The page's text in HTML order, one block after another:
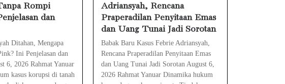
Eks Dirut KBS Tersangka Korupsi Pakan Satwa Rp10,2 Miliar: Ironi Gelar Doktor Akuntabilitas
Rompi
dan
Ditahan, Mengapa
Ini Penjelasan dan
6, 2026 Rahmat Yanuar
kasus korupsi di tanah
Adriansyah, Rencana
Praperadilan Penyitaan Emas
dan Uang Tunai Jadi Sorotan
Babak Baru Kasus Febrie Adriansyah,
Rencana Praperadilan Penyitaan Emas
dan Uang Tunai Jadi Sorotan August 6,
2026 Rahmat Yanuar Dinamika hukum